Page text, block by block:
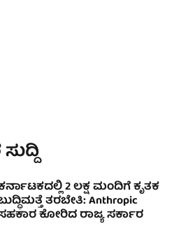
2 ಲಕ್ಷ ಮಂದಿಗೆ ಕೃತಕ
ತರಬೇತಿ: Anthropic
ಕೋರಿದ ರಾಜ್ಯ ಸರ್ಕಾರ